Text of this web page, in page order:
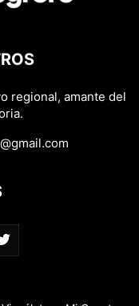
regional, amante del